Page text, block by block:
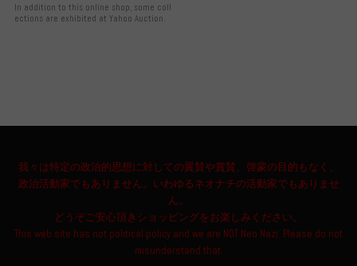
In addition to this online shop, some coll
ections are exhibited at Yahoo Auction.
我々は特定の政治的思想に対しての翼賛や賞賛、啓蒙の目的もなく、
政治活動家でもありません。いわゆるネオナチの活動家でもありませ
ん。
どうぞご安心頂きショッピングをお楽しみください。
This web site has not political policy and we are NOT Neo Nazi. Please do not
misunderstand that.